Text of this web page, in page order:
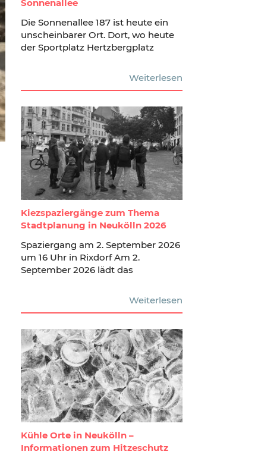
Sonnenallee
Die Sonnenallee 187 ist heute ein
unscheinbarer Ort. Dort, wo heute
der Sportplatz Hertzbergplatz
Weiterlesen
Kiezspaziergänge zum Thema
Stadtplanung in Neukölln 2026
Spaziergang am 2. September 2026
um 16 Uhr in Rixdorf Am 2.
September 2026 lädt das
Weiterlesen
Kühle Orte in Neukölln –
Informationen zum Hitzeschutz